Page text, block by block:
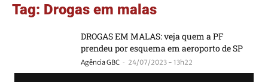
Tag: Drogas em malas
DROGAS EM MALAS: veja quem a PF
prendeu por esquema em aeroporto de SP
Agência GBC - 24/07/2023 - 13h22